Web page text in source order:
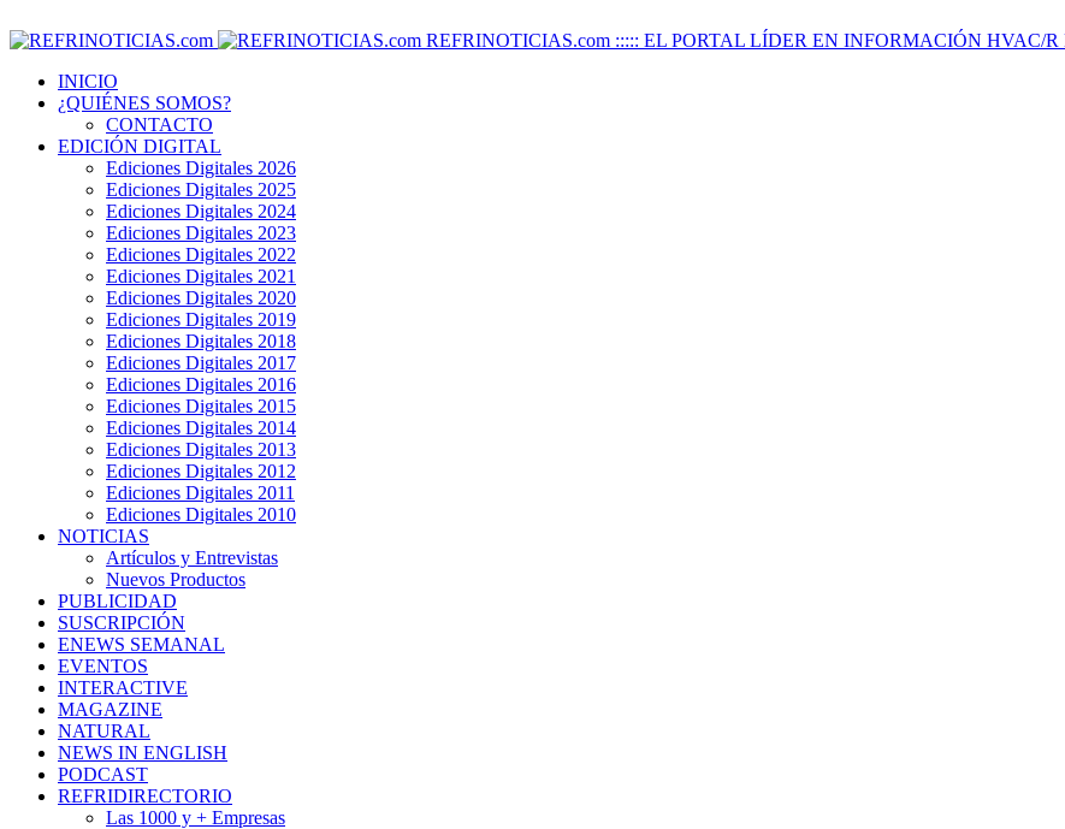
REFRINOTICIAS.com ::::: EL PORTAL LÍDER EN INFORMACIÓN HVAC/
INICIO
¿QUIÉNES SOMOS?
CONTACTO
EDICIÓN DIGITAL
Ediciones Digitales 2026
Ediciones Digitales 2025
Ediciones Digitales 2024
Ediciones Digitales 2023
Ediciones Digitales 2022
Ediciones Digitales 2021
Ediciones Digitales 2020
Ediciones Digitales 2019
Ediciones Digitales 2018
Ediciones Digitales 2017
Ediciones Digitales 2016
Ediciones Digitales 2015
Ediciones Digitales 2014
Ediciones Digitales 2013
Ediciones Digitales 2012
Ediciones Digitales 2011
Ediciones Digitales 2010
NOTICIAS
Artículos y Entrevistas
Nuevos Productos
PUBLICIDAD
SUSCRIPCIÓN
ENEWS SEMANAL
EVENTOS
INTERACTIVE
MAGAZINE
NATURAL
NEWS IN ENGLISH
PODCAST
REFRIDIRECTORIO
Las 1000 y + Empresas